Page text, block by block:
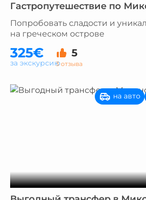
Гастропутешествие по
Попробовать сладости и
на греческом острове
325€ 5
3 отзыва
за экскурсию
на авто